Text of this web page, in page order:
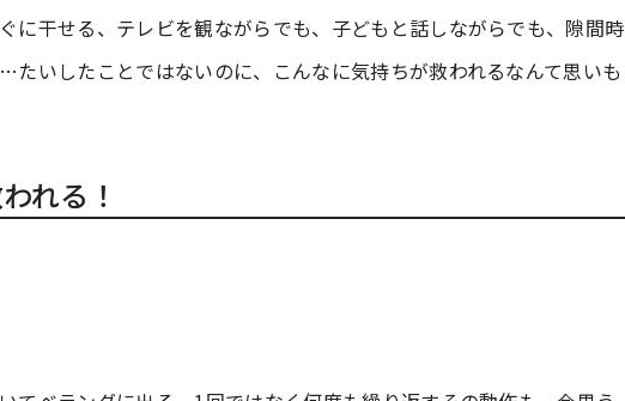
に干せる、テレビを観ながらでも、子どもと話しながらでも、隙間時
いしたことではないのに、こんなに気持ちが救われるなんて思いも
れる！